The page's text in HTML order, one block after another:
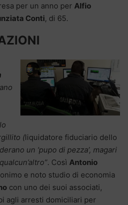
per un anno per Alfio
Conti, di 65.
(liquidatore fiduciario dello
un ‘pupo di pezza’, magari
. Così Antonio
e noto studio di economia
con uno dei suoi associati,
agli arresti domiciliari per